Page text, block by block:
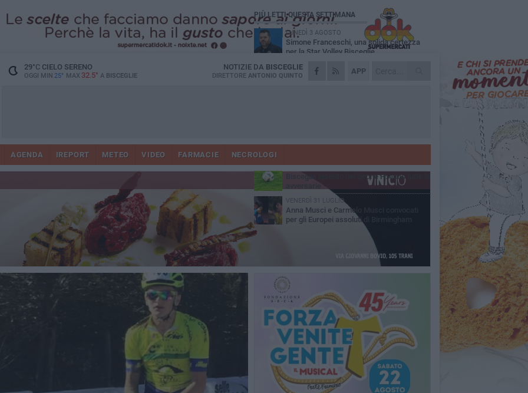
29°CCIELO SERENO
OGGI MIN 25° MAX 32.5° A BISCEGLIE
APP
NOTIZIE DA BISCEGLIE
DIRETTORE ANTONIO QUINTO
AGENDA IREPORT METEO VIDEO FARMACIE NECROLOGI
PIÙ LETTI QUESTA SETTIMANA
LUNEDÌ 3 AGOSTO
Simone Franceschi, una solida certezza
per la Star Volley Bisceglie
MERCOLEDÌ 5 AGOSTO
Il Bisceglie si rafforza con Mikel Opoola e
Unione, in difesa arriva Francesco Lorusso
GIOVEDÌ 6 AGOSTO
Bisceglie inserito nel girone H: ecco tutte le
VENERDÌ 31 LUGLIO
Anna Musci e Carmelo Musci convocati
per gli Europei assoluti di Birmingham